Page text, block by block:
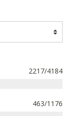
2217/4184
463/1176